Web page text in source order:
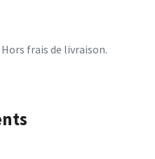
frais de livraison.